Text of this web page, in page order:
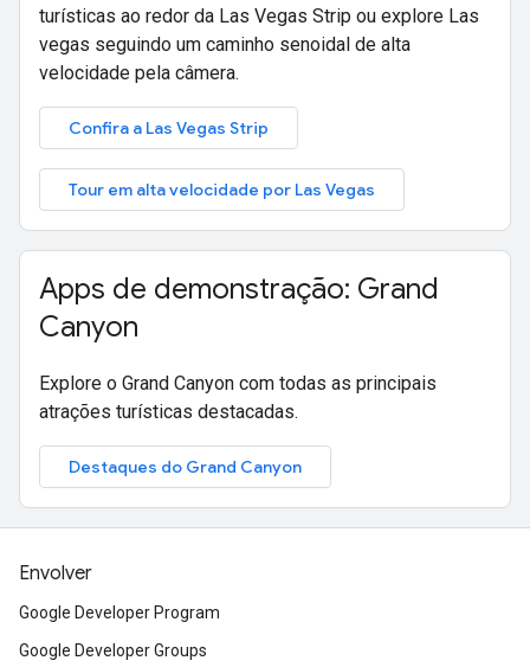
turísticas ao redor da Las Vegas Strip ou explore Las
vegas seguindo um caminho senoidal de alta
velocidade pela câmera.
Confira a Las Vegas Strip
Tour em alta velocidade por Las Vegas
Apps de demonstração: Grand
Canyon
Explore o Grand Canyon com todas as principais
atrações turísticas destacadas.
Destaques do Grand Canyon
Envolver
Google Developer Program
Google Developer Groups